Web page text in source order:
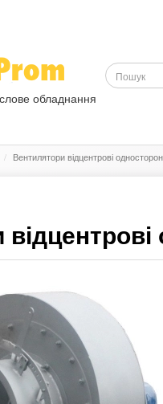
обладнання
Вентилятори відцентрові